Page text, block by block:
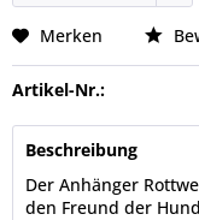
Merken
Artikel-Nr.:
Beschreibung
Der Anhänger
den Freund der